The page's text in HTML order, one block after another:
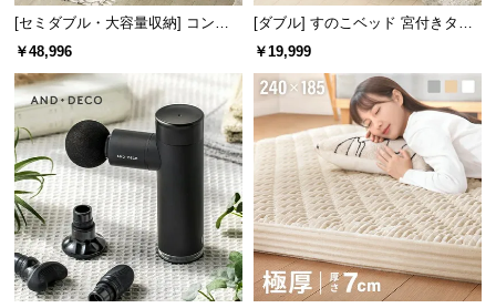
[セミダブル・大容量収納] コンセ
ント機能付きベッド プレミアムマ
￥48,996
[ダブル] すのこベッド 宮付きタイ
プ 2口コンセント
￥19,999